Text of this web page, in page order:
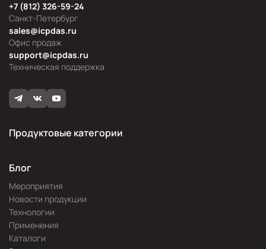
Офис продаж
sales@icpdas.ru
Санкт-Петербург
+7 (812) 326-59-24
Техническая поддержка
support@icpdas.ru
Продуктовые категории
Блог
Мероприятия
Новости продукции
Технологии
Применения
Каталоги